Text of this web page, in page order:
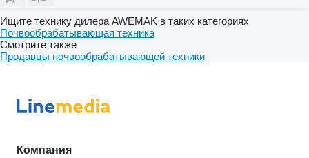
Ищите технику дилера AWEMAK в таких категориях
Почвообрабатывающая техника
Смотрите также
Продавцы почвообрабатывающей техники
Компания